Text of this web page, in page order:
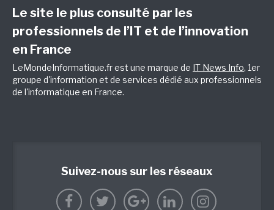
Le site le plus consulté par les
professionnels de l’IT et de l’innovation
en France
LeMondeInformatique.fr est une marque de IT News Info, 1er
groupe d'information et de services dédié aux professionnels
de l'informatique en France.
Suivez-nous sur les réseaux